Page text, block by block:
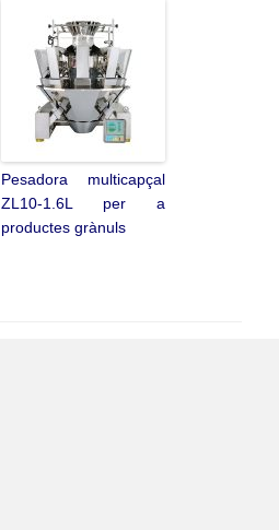
Pesadora multicapçal
ZL10-1.6L per a
productes grànuls